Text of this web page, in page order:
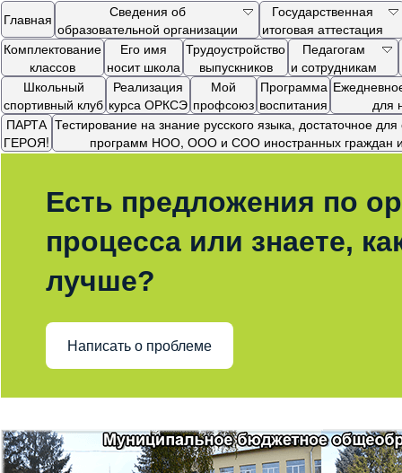
Главная
Сведения об
образовательной организации
Государственная
итоговая аттестация
Комплектование
классов
Его имя
носит школа
Трудоустройство
выпускников
Педагогам
и сотрудникам
Школьный
спортивный клуб
Реализация
курса ОРКСЭ
Мой
профсоюз
Программа
воспитания
для
ПАРТА
ГЕРОЯ!
Тестирование на знание русского языка, достаточное
программ НОО, ООО и СОО иностранных граждан и
Есть предложения по
процесса или знаете,
лучше?
Написать о проблеме